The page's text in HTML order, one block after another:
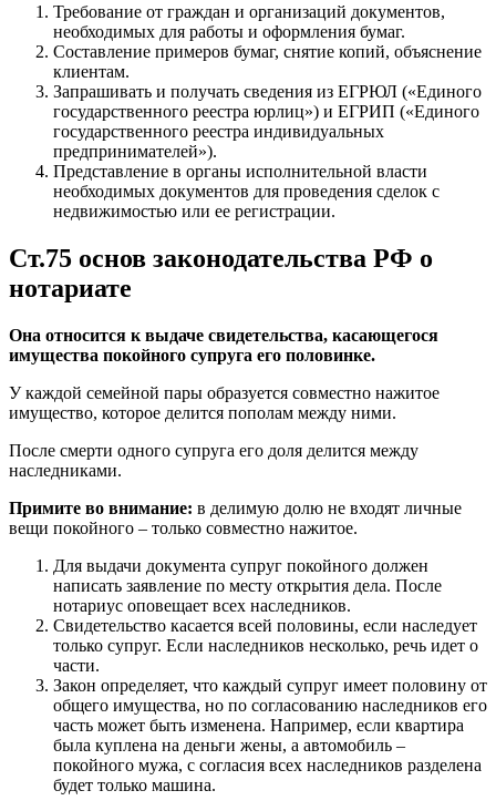
Требование от граждан и организаций документов,
необходимых для работы и оформления бумаг.
Составление примеров бумаг, снятие копий, объяснение
клиентам.
Запрашивать и получать сведения из ЕГРЮЛ («Единого
государственного реестра юрлиц») и ЕГРИП («Единого
государственного реестра индивидуальных
предпринимателей»).
Представление в органы исполнительной власти
необходимых документов для проведения сделок с
недвижимостью или ее регистрации.
Ст.75 основ законодательства РФ о
нотариате
Она относится к выдаче свидетельства, касающегося
имущества покойного супруга его половинке.
У каждой семейной пары образуется совместно нажитое
имущество, которое делится пополам между ними.
После смерти одного супруга его доля делится между
наследниками.
Примите во внимание: в делимую долю не входят личные
вещи покойного – только совместно нажитое.
Для выдачи документа супруг покойного должен
написать заявление по месту открытия дела. После
нотариус оповещает всех наследников.
Свидетельство касается всей половины, если наследует
только супруг. Если наследников несколько, речь идет о
части.
Закон определяет, что каждый супруг имеет половину от
общего имущества, но по согласованию наследников его
часть может быть изменена. Например, если квартира
была куплена на деньги жены, а автомобиль –
покойного мужа, с согласия всех наследников разделена
будет только машина.